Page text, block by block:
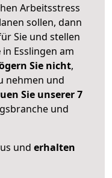
Arbeitsstress
sollen, dann
Sie und stellen
in Esslingen am
Sie nicht,
nehmen und
Sie unserer 7
und
und erhalten